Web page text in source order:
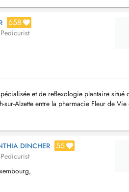
658
et de reflexologie plantaire situé
sur-Alzette entre la pharmacie Fleur de
Je t...
DINCHER 55